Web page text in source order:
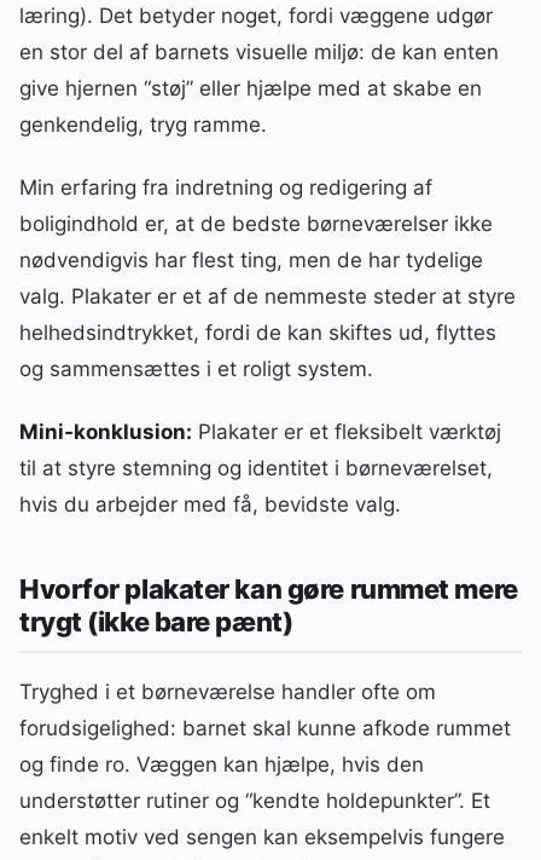
læring). Det betyder noget, fordi væggene udgør
en stor del af barnets visuelle miljø: de kan enten
give hjernen “støj” eller hjælpe med at skabe en
genkendelig, tryg ramme.
Min erfaring fra indretning og redigering af
boligindhold er, at de bedste børneværelser ikke
nødvendigvis har flest ting, men de har tydelige
valg. Plakater er et af de nemmeste steder at styre
helhedsindtrykket, fordi de kan skiftes ud, flyttes
og sammensættes i et roligt system.
Mini-konklusion: Plakater er et fleksibelt værktøj
til at styre stemning og identitet i børneværelset,
hvis du arbejder med få, bevidste valg.
Hvorfor plakater kan gøre rummet mere
trygt (ikke bare pænt)
Tryghed i et børneværelse handler ofte om
forudsigelighed: barnet skal kunne afkode rummet
og finde ro. Væggen kan hjælpe, hvis den
understøtter rutiner og “kendte holdepunkter”. Et
enkelt motiv ved sengen kan eksempelvis fungere